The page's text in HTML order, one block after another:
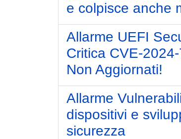
e colpisce anche
Allarme UEFI
Critica CVE-
Non Aggiornati!
Allarme
dispositivi e
sicurezza